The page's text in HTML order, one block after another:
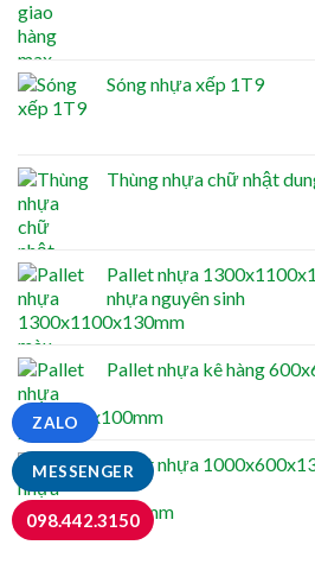
Sóng nhựa xếp 1T9
Thùng nhựa chữ nhật
Pallet nhựa
nhựa nguyên sinh
Pallet nhựa kê hàng
Pallet nhựa
MESSENGER
ZALO
098.442.3150